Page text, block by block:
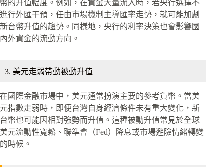
幣的升值幅度。例如，在資金大量流入時，若央行選擇不
進行外匯干預，任由市場機制主導匯率走勢，就可能加劇
新台幣升值的趨勢。同樣地，央行的利率決策也會影響國
內外資金的流動方向。
3. 美元走弱帶動被動升值
在國際金融市場中，美元通常扮演主要的參考貨幣。當美
元指數走弱時，即便台灣自身經濟條件未有重大變化，新
台幣也可能因相對強勢而升值。這種被動升值常見於全球
美元流動性寬鬆、聯準會（Fed）降息或市場避險情緒轉變
的時候。